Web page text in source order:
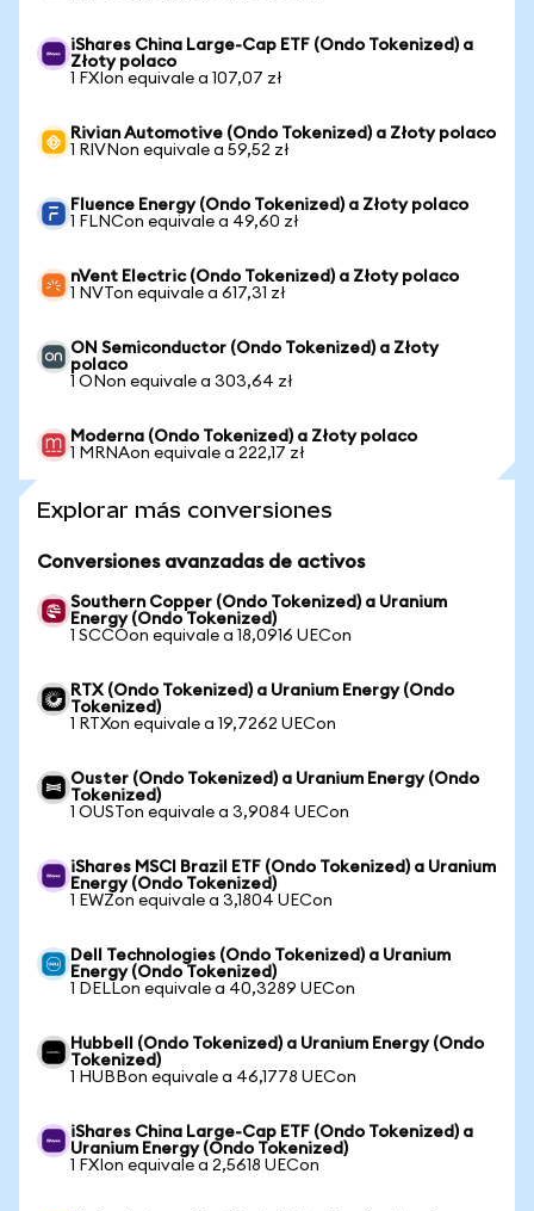
iShares China Large-Cap ETF (Ondo Tokenized) a
Złoty polaco
1 FXIon equivale a 107,07 zł
Rivian Automotive (Ondo Tokenized) a Złoty polaco
1 RIVNon equivale a 59,52 zł
Fluence Energy (Ondo Tokenized) a Złoty polaco
1 FLNCon equivale a 49,60 zł
nVent Electric (Ondo Tokenized) a Złoty polaco
1 NVTon equivale a 617,31 zł
ON Semiconductor (Ondo Tokenized) a Złoty
polaco
1 ONon equivale a 303,64 zł
Moderna (Ondo Tokenized) a Złoty polaco
1 MRNAon equivale a 222,17 zł
Explorar más conversiones
Conversiones avanzadas de activos
Southern Copper (Ondo Tokenized) a Uranium
Energy (Ondo Tokenized)
1 SCCOon equivale a 18,0916 UECon
RTX (Ondo Tokenized) a Uranium Energy (Ondo
Tokenized)
1 RTXon equivale a 19,7262 UECon
Ouster (Ondo Tokenized) a Uranium Energy (Ondo
Tokenized)
1 OUSTon equivale a 3,9084 UECon
iShares MSCI Brazil ETF (Ondo Tokenized) a Uranium
Energy (Ondo Tokenized)
1 EWZon equivale a 3,1804 UECon
Dell Technologies (Ondo Tokenized) a Uranium
Energy (Ondo Tokenized)
1 DELLon equivale a 40,3289 UECon
Hubbell (Ondo Tokenized) a Uranium Energy (Ondo
Tokenized)
1 HUBBon equivale a 46,1778 UECon
iShares China Large-Cap ETF (Ondo Tokenized) a
Uranium Energy (Ondo Tokenized)
1 FXIon equivale a 2,5618 UECon